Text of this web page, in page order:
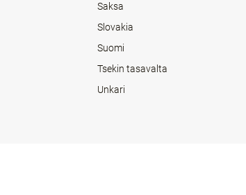
Saksa
Slovakia
Suomi
Tsekin tasavalta
Unkari